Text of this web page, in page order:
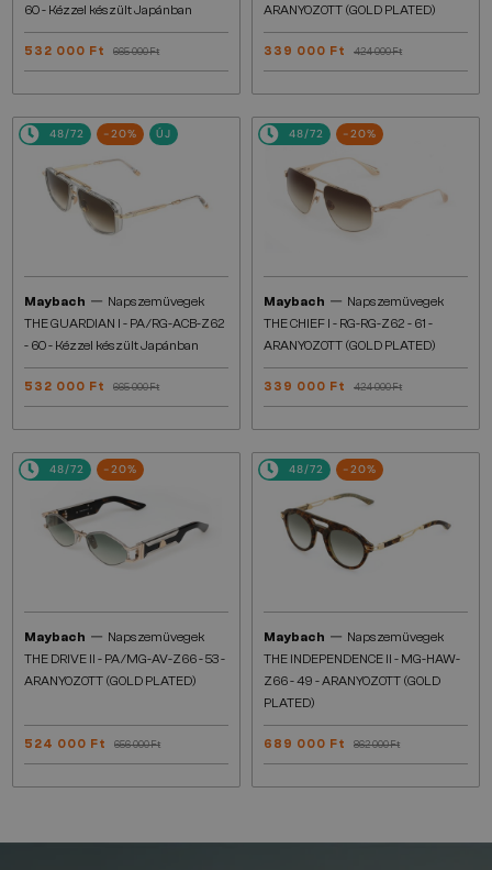
60 - Kézzel készült Japánban
532 000 Ft 665 000 Ft
ARANYOZOTT (GOLD PLATED)
339 000 Ft 424 000 Ft
48/72 -20% ÚJ
Maybach — Napszemüvegek
THE GUARDIAN I - PA/RG-ACB-Z62
- 60 - Kézzel készült Japánban
532 000 Ft 665 000 Ft
48/72 -20%
Maybach — Napszemüvegek
THE CHIEF I - RG-RG-Z62 - 61 -
ARANYOZOTT (GOLD PLATED)
339 000 Ft 424 000 Ft
48/72 -20%
Maybach — Napszemüvegek
THE DRIVE II - PA/MG-AV-Z66 - 53 -
ARANYOZOTT (GOLD PLATED)
524 000 Ft 656 000 Ft
48/72 -20%
Maybach — Napszemüvegek
THE INDEPENDENCE II - MG-HAW-
Z66 - 49 - ARANYOZOTT (GOLD
PLATED)
689 000 Ft 862 000 Ft